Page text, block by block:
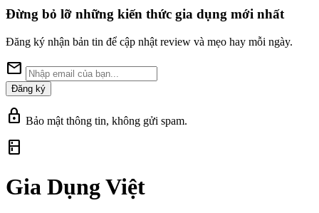
Đừng bỏ lỡ những kiến thức gia dụng mới nhất
Đăng ký nhận bản tin để cập nhật review và mẹo hay mỗi ngày.
mail
Đăng ký
lock Bảo mật thông tin, không gửi spam.
kitchen
Gia Dụng Việt